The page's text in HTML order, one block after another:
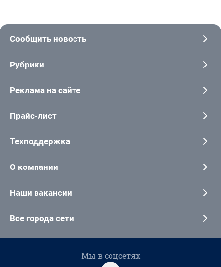
Сообщить новость
Рубрики
Реклама на сайте
Прайс-лист
Техподдержка
О компании
Наши вакансии
Все города сети
Мы в соцсетях